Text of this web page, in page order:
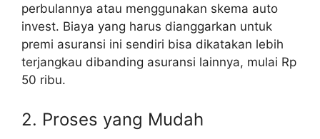
perbulannya atau menggunakan skema auto
invest. Biaya yang harus dianggarkan untuk
premi asuransi ini sendiri bisa dikatakan lebih
terjangkau dibanding asuransi lainnya, mulai Rp
50 ribu.
2. Proses yang Mudah